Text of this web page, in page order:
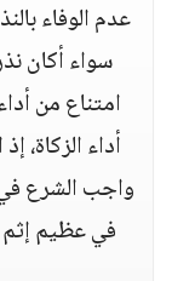
عدم الوفاء
سواء أكان
امتناع من
أداء
واجب الشرع
في عظيم إثم